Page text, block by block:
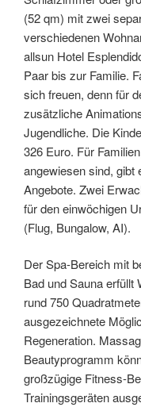
(52 qm) mit zwei
verschiedenen
allsun Hotel
Paar bis zur Familie.
sich freuen, denn für
zusätzliche
Jugendliche. Die
326 Euro. Für
angewiesen sind, gibt
Angebote. Zwei
für den einwöchigen
(Flug, Bungalow, AI).
Der Spa-Bereich mit
Bad und Sauna erfüllt
rund 750
ausgezeichnete
Regeneration.
Beautyprogramm
großzügige Fitness-
Trainingsgeräten